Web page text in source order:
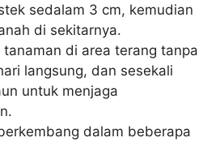
sedalam 3 cm, kemudian
di sekitarnya.
tanaman di area terang tanpa
langsung, dan sesekali
untuk menjaga
dalam beberapa